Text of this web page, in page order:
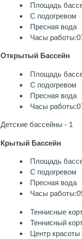
Площадь
С подогревом
Пресная вода
Часы
Открытый Бассейн
Площадь
С подогревом
Пресная вода
Часы
Детские бассейны - 1
Крытый Бассейн
Площадь
С подогревом
Пресная вода
Часы
Теннисные
Теннисный
Центр красоты